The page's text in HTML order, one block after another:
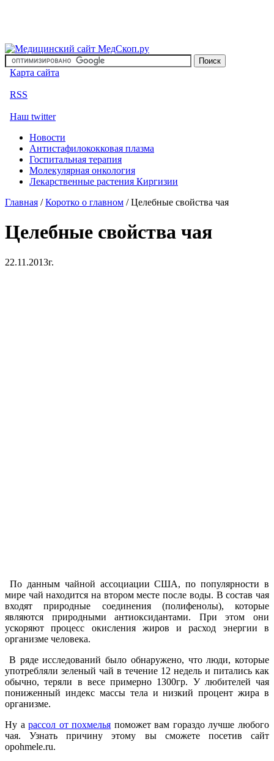
Карта сайта
RSS
Наш twitter
Новости
Антистафилококковая плазма
Госпитальная терапия
Молекулярная онкология
Лекарственные растения Киргизии
Главная /Коротко о главном /Целебные свойства чая
Целебные свойства чая
22.11.2013г.
По данным чайной ассоциации США, по популярности в
мире чай находится на втором месте после воды. В состав чая
входят природные соединения (полифенолы), которые
являются природными антиоксидантами. При этом они
ускоряют процесс окисления жиров и расход энергии в
организме человека.
В ряде исследований было обнаружено, что люди, которые
употребляли зеленый чай в течение 12 недель и питались как
обычно, теряли в весе примерно 1300гр. У любителей чая
пониженный индекс массы тела и низкий процент жира в
организме.
Ну арассол от похмелья поможет вам гораздо лучше любого
чая. Узнать причину этому вы сможете посетив сайт
opohmele.ru.